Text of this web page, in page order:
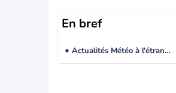
En bref
Actualités Météo à l'étranger